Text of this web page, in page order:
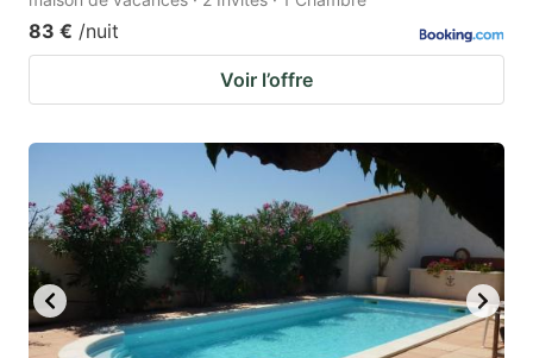
83 € /nuit
Voir l’offre